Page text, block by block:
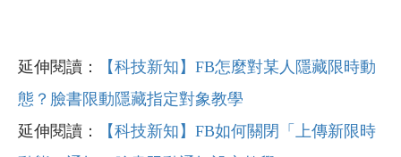
延伸閱讀：
【科技新知】FB怎麼對某人隱藏限時動
態？臉書限動隱藏指定對象教學
延伸閱讀：
【科技新知】FB如何關閉「上傳新限時